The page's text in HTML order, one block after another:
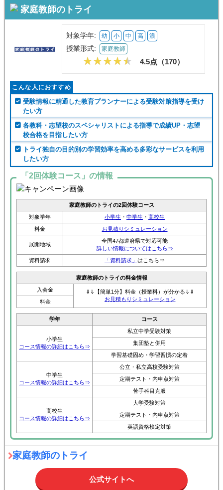
この条件で絞り込む
家庭教師のトライ
対象学年: 幼 小 中 高 浪
授業形式: 家庭教師
4.5点（170）
こんな人におすすめ
受験情報に精通した教育プランナーによる受験対策指導を受け
たい方
各教科・志望校のスペシャリストによる指導で成績UP・志望
校合格を目指したい方
トライ独自の目的別の学習効率を高める多彩なサービスを利用
したい方
「2回体験コース」の情報
家庭教師のトライの2回体験コース
対象学年
小学生 ・ 中学生 ・ 高校生
料金
お見積りシミュレーション
展開地域
全国47都道府県で対応可能
詳しい情報についてはこちら⇒
資料請求
「資料請求」 はこちら⇒
家庭教師のトライの料金情報
入会金
⇓⇓【簡単1分】料金（授業料）が分かる⇓⇓
お見積もりシミュレーション
料金
学年 コース
小学生
コース情報の詳細はこちら⇒
私立中学受験対策
集団塾と併用
学習基礎固め・学習習慣の定着
中学生
コース情報の詳細はこちら⇒
公立・私立高校受験対策
定期テスト・内申点対策
苦手科目克服
高校生
コース情報の詳細はこちら⇒
大学受験対策
定期テスト・内申点対策
英語資格検定対策
家庭教師のトライ
公式サイトへ